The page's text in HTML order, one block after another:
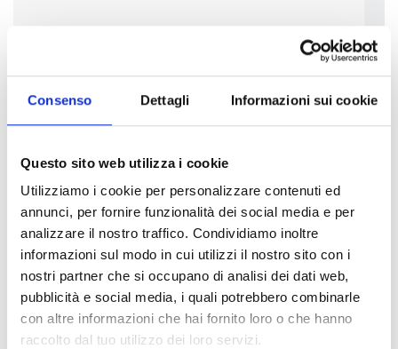
Consenso Dettagli Informazioni sui cookie
Questo sito web utilizza i cookie
Utilizziamo i cookie per personalizzare contenuti ed
annunci, per fornire funzionalità dei social media e per
analizzare il nostro traffico. Condividiamo inoltre
informazioni sul modo in cui utilizzi il nostro sito con i
nostri partner che si occupano di analisi dei dati web,
pubblicità e social media, i quali potrebbero combinarle
con altre informazioni che hai fornito loro o che hanno
raccolto dal tuo utilizzo dei loro servizi.
Ruolo:
Ricercatore
Telefono:
070 71180278